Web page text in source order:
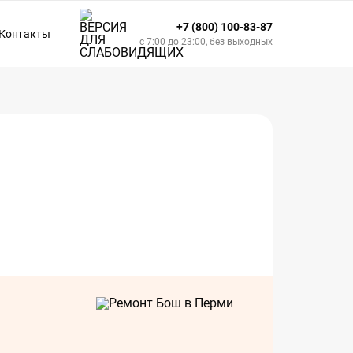
Контакты
+7 (800) 100-83-87
с 7:00 до 23:00, без выходных